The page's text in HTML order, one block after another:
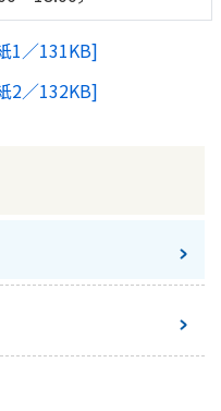
1／131KB]
2／132KB]